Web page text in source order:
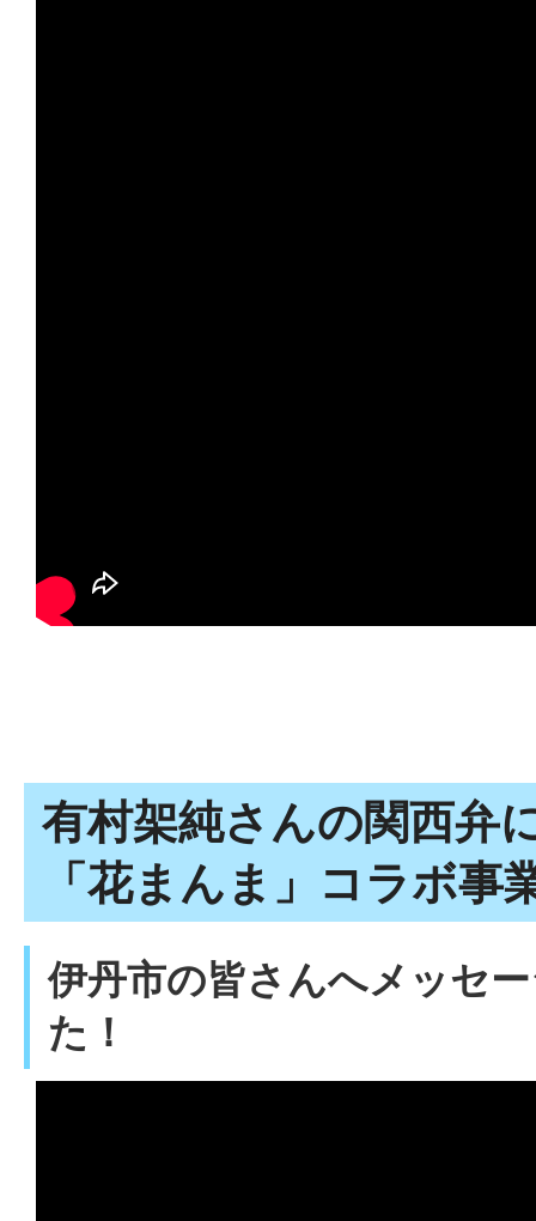
有村架純さんの関西弁
「花まんま」コラボ事
伊丹市の皆さんへメッセ
た！